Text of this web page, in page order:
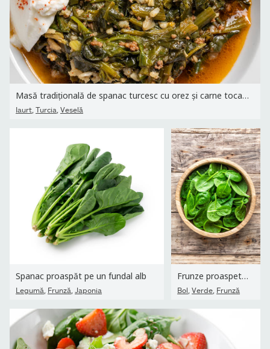
Masă tradițională de spanac turcesc cu orez și carne tocată cu...
Iaurt, Turcia, Veselă
Spanac proaspăt pe un fundal alb
Legumă, Frunză, Japonia
Frunze proaspete de spanac pentru copii în castron pe fundal de...
Bol,Verde, Frunză